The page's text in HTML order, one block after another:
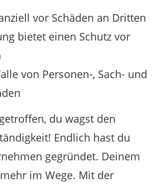
vor Schäden an Dritten
bietet einen Schutz vor
von Personen-, Sach- und
du wagst den
Endlich hast du
gegründet. Deinem
im Wege. Mit der